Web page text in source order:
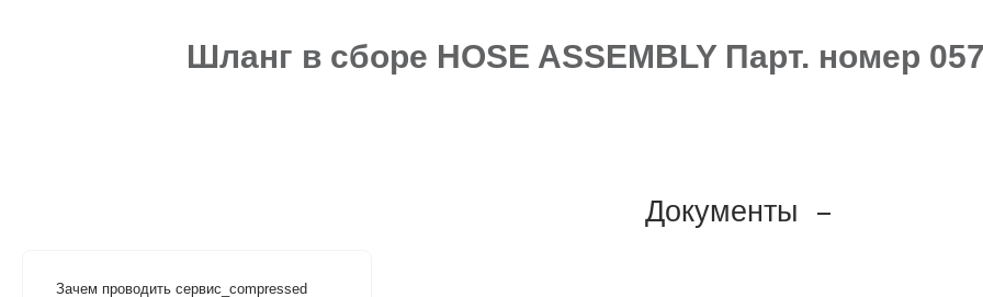
Шланг в сборе HOSE ASSEMBLY Парт. номер
Документы
Зачем проводить сервис_compressed